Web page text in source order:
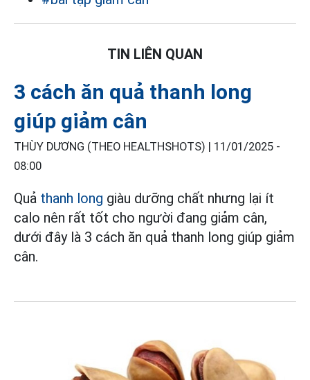
TIN LIÊN QUAN
3 cách ăn quả thanh long
giúp giảm cân
THÙY DƯƠNG (THEO HEALTHSHOTS) | 11/01/2025 -
08:00
Quả thanh long giàu dưỡng chất nhưng lại ít
calo nên rất tốt cho người đang giảm cân,
dưới đây là 3 cách ăn quả thanh long giúp giảm
cân.